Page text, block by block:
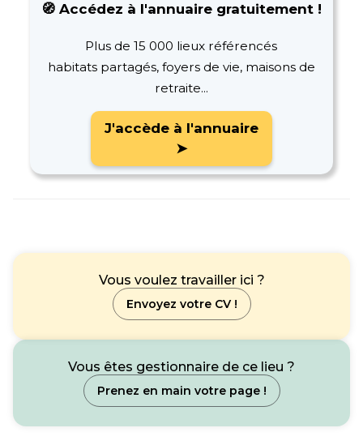
🧭 Accédez à l'annuaire gratuitement !
Plus de 15 000 lieux référencés
habitats partagés, foyers de vie, maisons de
retraite...
J'accède à l'annuaire
➤
Vous voulez travailler ici ?
Envoyez votre CV !
Vous êtes gestionnaire de ce lieu ?
Prenez en main votre page !